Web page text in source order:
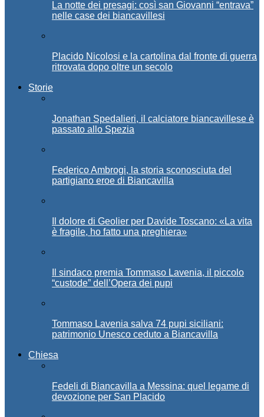
La notte dei presagi: così san Giovanni “entrava”
nelle case dei biancavillesi
Placido Nicolosi e la cartolina dal fronte di guerra
ritrovata dopo oltre un secolo
Storie
Jonathan Spedalieri, il calciatore biancavillese è
passato allo Spezia
Federico Ambrogi, la storia sconosciuta del
partigiano eroe di Biancavilla
Il dolore di Geolier per Davide Toscano: «La vita
è fragile, ho fatto una preghiera»
Il sindaco premia Tommaso Lavenia, il piccolo
“custode” dell’Opera dei pupi
Tommaso Lavenia salva 74 pupi siciliani:
patrimonio Unesco ceduto a Biancavilla
Chiesa
Fedeli di Biancavilla a Messina: quel legame di
devozione per San Placido